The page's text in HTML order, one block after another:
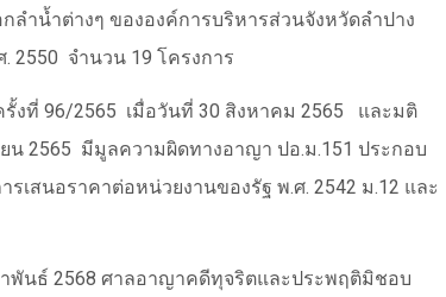
ลำน้ำต่างๆ ขององค์การบริหารส่วนจังหวัดลำปาง
2550 จำนวน 19 โครงการ
งที่ 96/2565 เมื่อวันที่ 30 สิงหาคม 2565
และมติ
น 2565 มีมูลความผิดทางอาญา ปอ.ม.151 ประกอบ
รเสนอราคาต่อหน่วยงานของรัฐ พ.ศ. 2542 ม.12 และ
พันธ์ 2568 ศาลอาญาคดีทุจริตและประพฤติมิชอบ